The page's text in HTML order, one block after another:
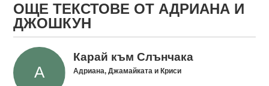
ОЩЕ ТЕКСТОВЕ ОТ АДРИАНА И
ДЖОШКУН
Карай към Слънчака
Адриана, Джамайката и Криси